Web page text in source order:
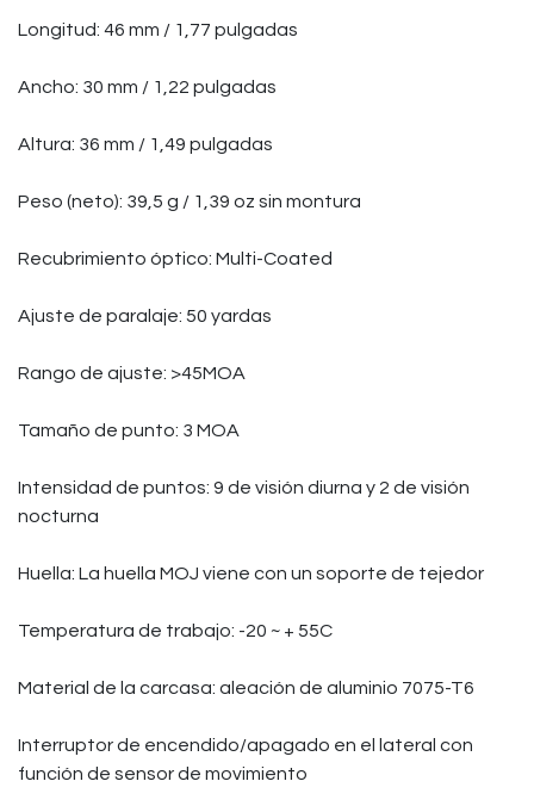
Longitud: 46 mm / 1,77 pulgadas
Ancho: 30 mm / 1,22 pulgadas
Altura: 36 mm / 1,49 pulgadas
Peso (neto): 39,5 g / 1,39 oz sin montura
Recubrimiento óptico: Multi-Coated
Ajuste de paralaje: 50 yardas
Rango de ajuste: >45MOA
Tamaño de punto: 3 MOA
Intensidad de puntos: 9 de visión diurna y 2 de visión
nocturna
Huella: La huella MOJ viene con un soporte de tejedor
Temperatura de trabajo: -20 ~ + 55C
Material de la carcasa: aleación de aluminio 7075-T6
Interruptor de encendido/apagado en el lateral con
función de sensor de movimiento